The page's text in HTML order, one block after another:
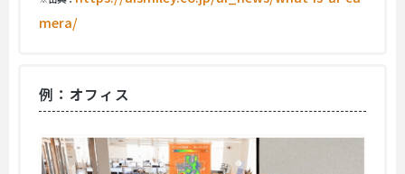
mera/
例：オフィス